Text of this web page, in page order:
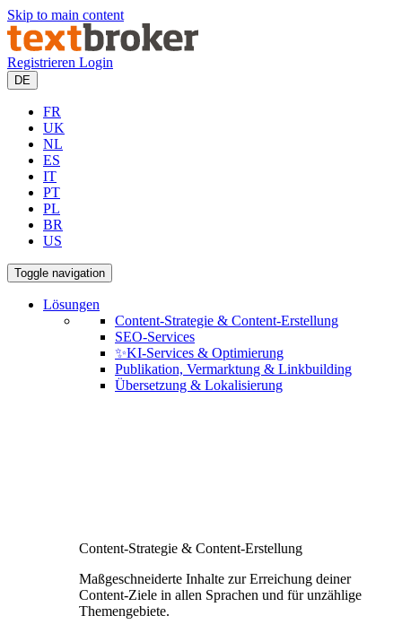
Skip to main content
Registrieren Login
DE
FR
UK
NL
ES
IT
PT
PL
BR
US
Toggle navigation
Lösungen
Content-Strategie & Content-Erstellung
SEO-Services
✨KI-Services & Optimierung
Publikation, Vermarktung & Linkbuilding
Übersetzung & Lokalisierung
Content-Strategie & Content-Erstellung
Maßgeschneiderte Inhalte zur Erreichung deiner
Content-Ziele in allen Sprachen und für unzählige
Themengebiete.